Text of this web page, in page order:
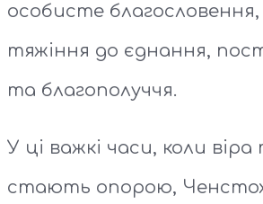
особисте благословення,
тяжіння до єднання,
та благополуччя.
У ці важкі часи, коли віра
стають опорою,